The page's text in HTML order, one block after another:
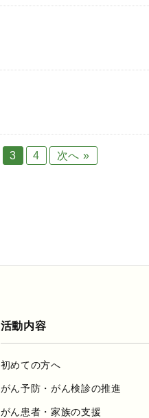
3 4 次へ »
活動内容
初めての方へ
がん予防・がん検診の推進
がん患者・家族の支援